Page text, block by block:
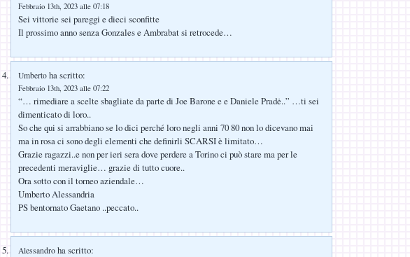
Febbraio 13th, 2023 alle 07:18
Sei vittorie sei pareggi e dieci sconfitte
Il prossimo anno senza Gonzales e Ambrabat si retrocede…
Umberto ha scritto:
Febbraio 13th, 2023 alle 07:22
“… rimediare a scelte sbagliate da parte di Joe Barone e e Daniele Pradė..” …ti sei
dimenticato di loro..
So che qui si arrabbiano se lo dici perché loro negli anni 70 80 non lo dicevano mai
ma in rosa ci sono degli elementi che definirli SCARSI è limitato…
Grazie ragazzi..e non per ieri sera dove perdere a Torino ci può stare ma per le
precedenti meraviglie… grazie di tutto cuore..
Ora sotto con il torneo aziendale…
Umberto Alessandria
PS bentornato Gaetano ..peccato..
Alessandro ha scritto: